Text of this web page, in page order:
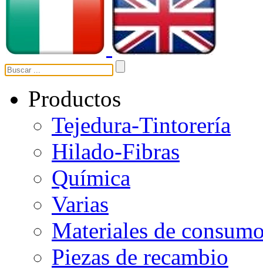
Productos
Tejedura-Tintorería
Hilado-Fibras
Química
Varias
Materiales de
Piezas de recambio